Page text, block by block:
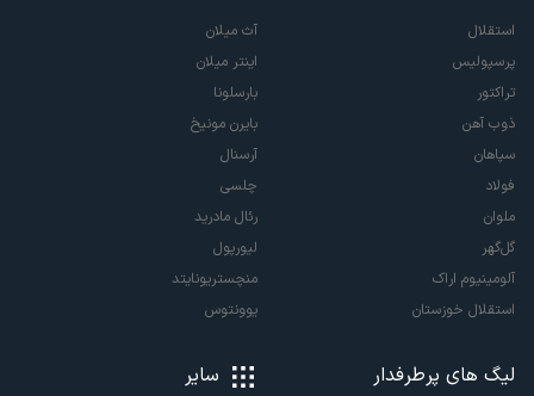
استقلال
پرسپولیس
تراکتور
ذوب آهن
سپاهان
فولاد
ملوان
گل‌گهر
آلومینیوم اراک
استقلال خوزستان
آث میلان
اینتر میلان
بارسلونا
بایرن مونیخ
آرسنال
چلسی
رئال مادرید
لیورپول
منچستریونایتد
یوونتوس
لیگ های پرطرفدار سایر